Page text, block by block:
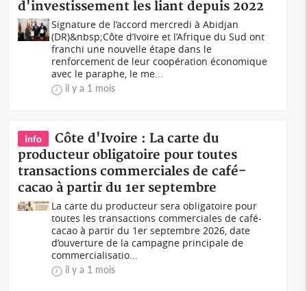
d'investissement les liant depuis 2022
Signature de l’accord mercredi à Abidjan
(DR)&nbsp;Côte d’Ivoire et l’Afrique du Sud ont
franchi une nouvelle étape dans le
renforcement de leur coopération économique
avec le paraphe, le me...
il y a 1 mois
Info
Côte d'Ivoire : La carte du
producteur obligatoire pour toutes
transactions commerciales de café-
cacao à partir du 1er septembre
La carte du producteur sera obligatoire pour
toutes les transactions commerciales de café-
cacao à partir du 1er septembre 2026, date
d’ouverture de la campagne principale de
commercialisatio...
il y a 1 mois